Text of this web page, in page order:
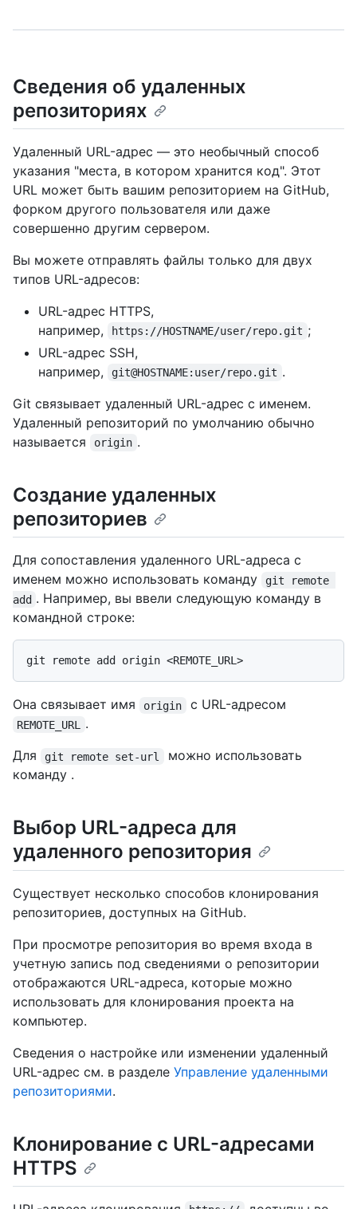
Сведения об удаленных
репозиториях
Удаленный URL-адрес — это необычный способ
указания "места, в котором хранится код". Этот
URL может быть вашим репозиторием на GitHub,
форком другого пользователя или даже
совершенно другим сервером.
Вы можете отправлять файлы только для двух
типов URL-адресов:
URL-адрес HTTPS,
например,
https://HOSTNAME/user/repo.git ;
URL-адрес SSH,
например,
git@HOSTNAME:user/repo.git .
Git связывает удаленный URL-адрес с именем.
Удаленный репозиторий по умолчанию обычно
называется
origin .
Создание удаленных
репозиториев
Для сопоставления удаленного URL-адреса с
именем можно использовать команду
git remote
add . Например, вы ввели следующую команду в
командной строке:
Она связывает имя origin с URL-адресом
REMOTE_URL
.
Для
git remote set-url
можно использовать
команду .
Выбор URL-адреса для
удаленного репозитория
Существует несколько способов клонирования
репозиториев, доступных на GitHub.
При просмотре репозитория во время входа в
учетную запись под сведениями о репозитории
отображаются URL-адреса, которые можно
использовать для клонирования проекта на
компьютер.
Сведения о настройке или изменении удаленный
URL-адрес см. в разделе Управление удаленными
репозиториями.
Клонирование с URL-адресами
HTTPS